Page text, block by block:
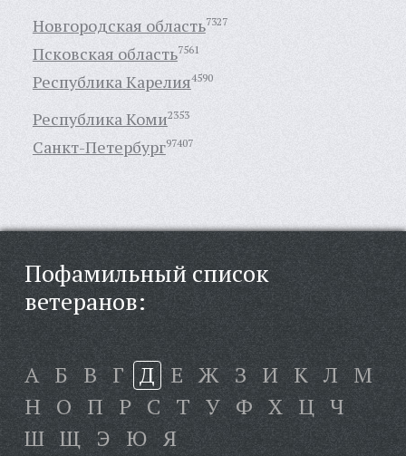
Новгородская область7327
Псковская область7561
Республика Карелия4590
Республика Коми2353
Санкт-Петербург97407
Пофамильный список
ветеранов:
А Б В Г Д Е Ж З И К Л М
Н О П Р С Т У Ф Х Ц Ч
Ш Щ Э Ю Я